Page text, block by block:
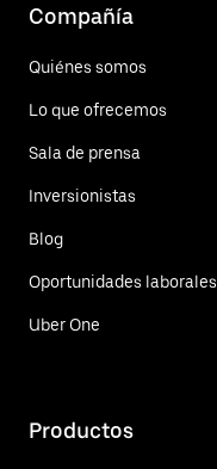
Compañía
Quiénes somos
Lo que ofrecemos
Sala de prensa
Inversionistas
Blog
Oportunidades laborales
Uber One
Productos